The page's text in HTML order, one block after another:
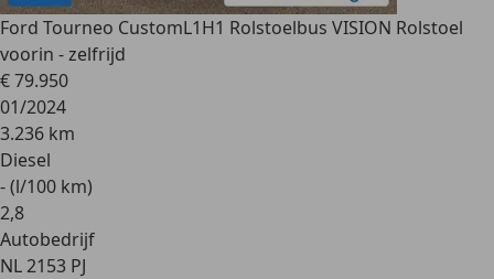
Ford Tourneo CustomL1H1 Rolstoelbus VISION Rolstoel
voorin - zelfrijd
€ 79.950
01/2024
3.236 km
Diesel
- (l/100 km)
2,8
Autobedrijf
NL 2153 PJ